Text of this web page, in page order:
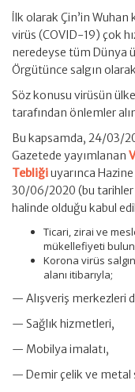
İlk olarak Çin’in
virüs (COVID-19) çok
neredeyse tüm Dünya
Örgütünce salgın
Söz konusu virüsün
tarafından önlemler
Bu kapsamda, 24/03/
Gazetede yayımlanan
Tebliğiuyarınca
30/06/2020 (bu tarihler
halinde olduğu kabul
Ticari, zirai ve
mükellefiyeti
Korona virüs
alanı itibarıyla;
— Alışveriş merkezleri
— Sağlık hizmetleri,
— Mobilya imalatı,
— Demir çelik ve metal